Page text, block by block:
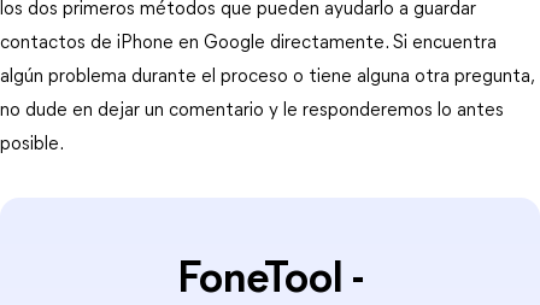
los dos primeros métodos que pueden ayudarlo a guardar
contactos de iPhone en Google directamente. Si encuentra
algún problema durante el proceso o tiene alguna otra pregunta,
no dude en dejar un comentario y le responderemos lo antes
posible.
FoneTool -